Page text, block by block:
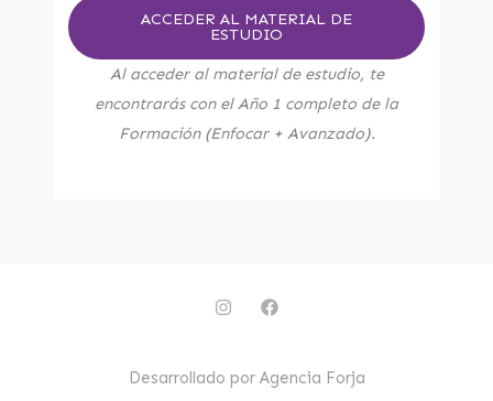
ACCEDER AL MATERIAL DE
ESTUDIO
Al acceder al material de estudio, te
encontrarás con el Año 1 completo de la
Formación (Enfocar + Avanzado).
I
n
a
g
F
a
b
o
Desarrollado por Agencia Forja